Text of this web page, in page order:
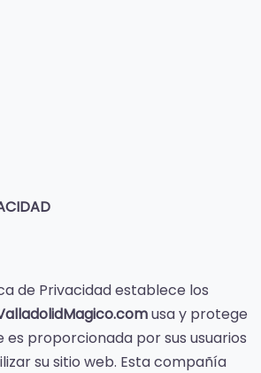
de Privacidad establece los
usa y protege
es proporcionada por sus usuarios
su sitio web. Esta compañía